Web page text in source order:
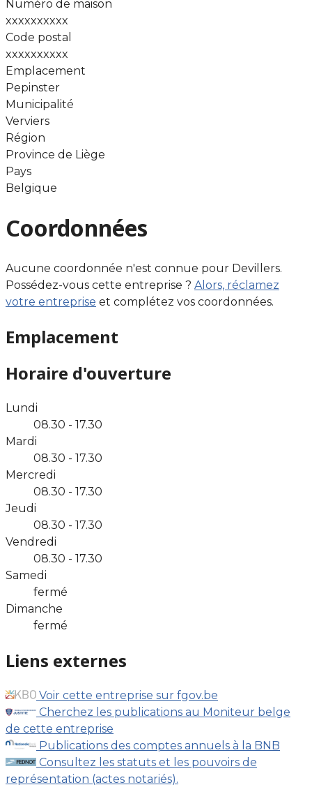
Numéro de maison
xxxxxxxxxx
Code postal
xxxxxxxxxx
Emplacement
Pepinster
Municipalité
Verviers
Région
Province de Liège
Pays
Belgique
Coordonnées
Aucune coordonnée n'est connue pour Devillers.
Possédez-vous cette entreprise ? Alors, réclamez
votre entreprise et complétez vos coordonnées.
Emplacement
Horaire d'ouverture
Lundi
08.30 - 17.30
Mardi
08.30 - 17.30
Mercredi
08.30 - 17.30
Jeudi
08.30 - 17.30
Vendredi
08.30 - 17.30
Samedi
fermé
Dimanche
fermé
Liens externes
Voir cette entreprise sur fgov.be
Cherchez les publications au Moniteur belge
de cette entreprise
Publications des comptes annuels à la BNB
Consultez les statuts et les pouvoirs de
représentation (actes notariés).